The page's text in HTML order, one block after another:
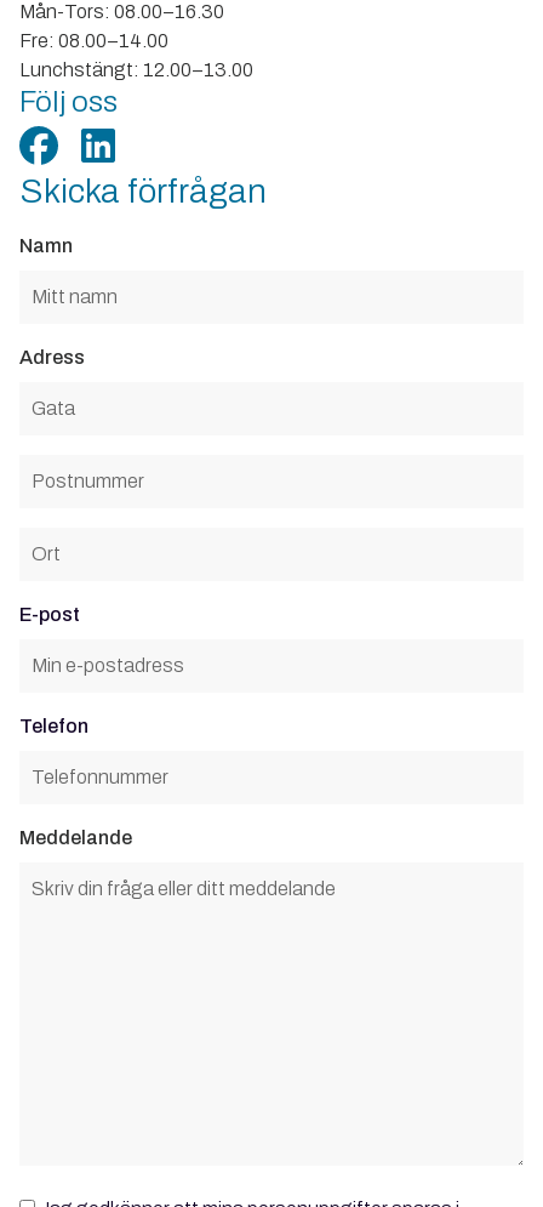
Mån-Tors: 08.00–16.30
Fre: 08.00–14.00
Lunchstängt: 12.00–13.00
Följ oss
Skicka förfrågan
Namn
Adress
E-post
Telefon
Meddelande